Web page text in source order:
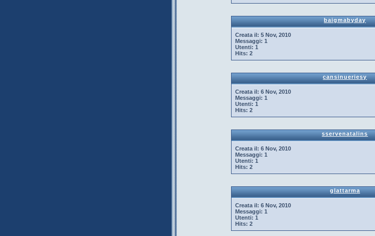
baigmabyday
Creata il: 5 Nov, 2010
Messaggi: 1
Utenti: 1
Hits: 2
cansinueriesy
Creata il: 6 Nov, 2010
Messaggi: 1
Utenti: 1
Hits: 2
sservenatalins
Creata il: 6 Nov, 2010
Messaggi: 1
Utenti: 1
Hits: 2
glattarma
Creata il: 6 Nov, 2010
Messaggi: 1
Utenti: 1
Hits: 2